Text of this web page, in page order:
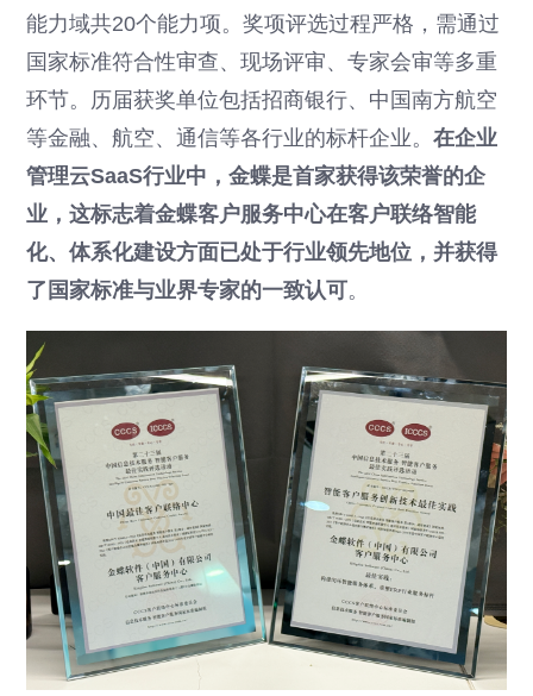
能力域共20个能力项。奖项评选过程严格，需通过
国家标准符合性审查、现场评审、专家会审等多重
环节。历届获奖单位包括招商银行、中国南方航空
等金融、航空、通信等各行业的标杆企业。在企业
管理云SaaS行业中，金蝶是首家获得该荣誉的企
业，这标志着金蝶客户服务中心在客户联络智能
化、体系化建设方面已处于行业领先地位，并获得
了国家标准与业界专家的一致认可。